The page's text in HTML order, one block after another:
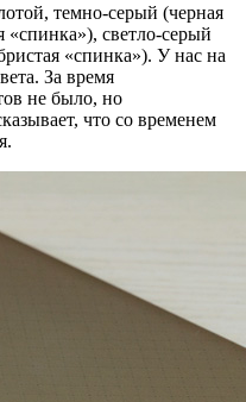
темно-серый (черная
«спинка»), светло-серый
«спинка»). У нас на
За время
не было, но
что со временем